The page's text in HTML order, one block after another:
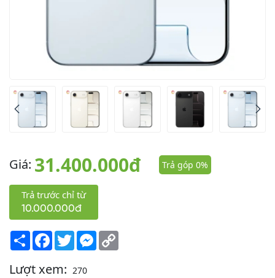
Giá: 31.400.000đ Trả góp 0%
Trả trước chỉ từ
10.000.000đ
Share Facebook
TwitterMessenger
Lượt xem: 270